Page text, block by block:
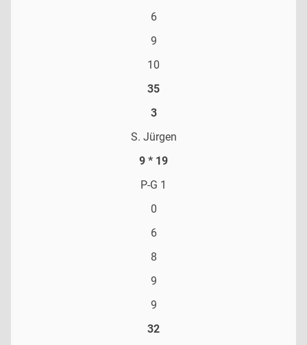
6
9
10
35
3
S. Jürgen
9 * 19
P-G 1
0
6
8
9
9
32